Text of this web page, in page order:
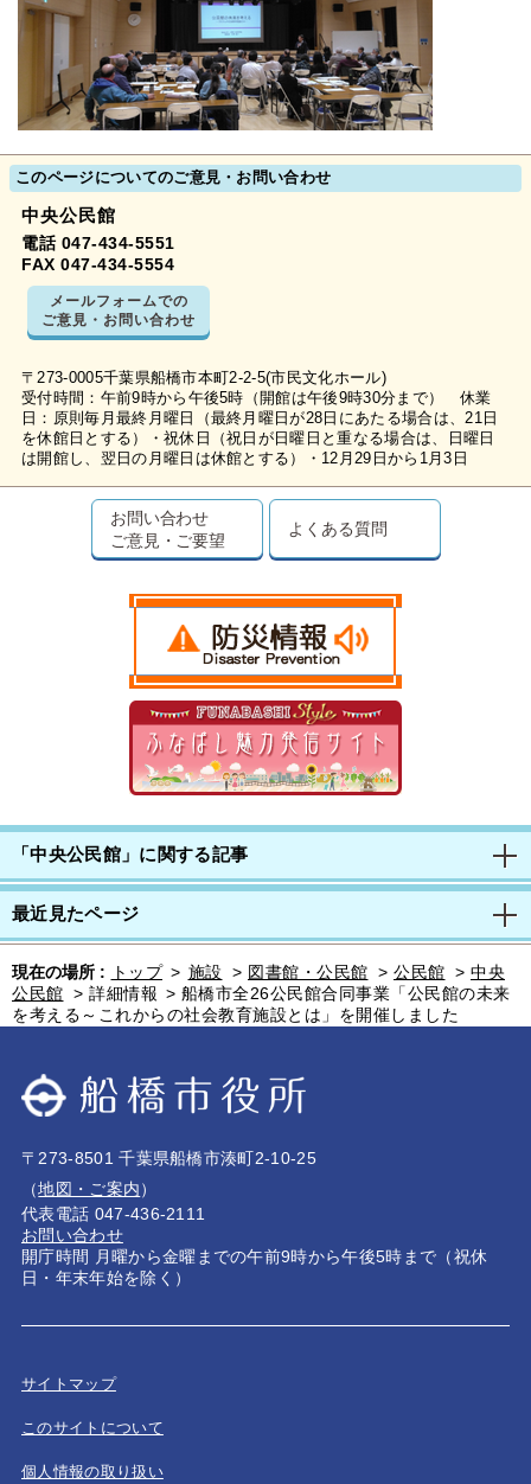
このページについてのご意見・お問い合わせ
中央公民館
電話 047-434-5551
FAX 047-434-5554
メールフォームでの
ご意見・お問い合わせ
〒273-0005千葉県船橋市本町2-2-5(市民文化ホール)
受付時間：午前9時から午後5時（開館は午後9時30分まで） 休業
日：原則毎月最終月曜日（最終月曜日が28日にあたる場合は、21日
を休館日とする）・祝休日（祝日が日曜日と重なる場合は、日曜日
は開館し、翌日の月曜日は休館とする）・12月29日から1月3日
お問い合わせ
ご意見・ご要望
よくある質問
「中央公民館」に関する記事
最近見たページ
現在の場所 : トップ > 施設 > 図書館・公民館 > 公民館 > 中央
公民館 > 詳細情報 > 船橋市全26公民館合同事業「公民館の未来
を考える～これからの社会教育施設とは」を開催しました
〒273-8501 千葉県船橋市湊町2-10-25
（地図・ご案内）
代表電話 047-436-2111
お問い合わせ
開庁時間 月曜から金曜までの午前9時から午後5時まで（祝休
日・年末年始を除く）
サイトマップ
このサイトについて
個人情報の取り扱い